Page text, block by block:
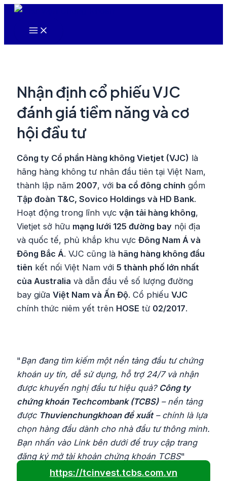
Nhảy
Main
Nhận định cổ phiếu VJC
đánh giá tiềm năng và cơ
hội đầu tư
Công ty Cổ phần Hàng không Vietjet (VJC) là
hãng hàng không tư nhân đầu tiên tại Việt Nam,
thành lập năm 2007, với ba cổ đông chính gồm
Tập đoàn T&C, Sovico Holdings và HD Bank.
Hoạt động trong lĩnh vựcvận tải hàng không,
Vietjet sở hữu mạng lưới 125 đường bay nội địa
và quốc tế, phủ khắp khu vựcĐông Nam Á và
Đông Bắc Á. VJC cũng là hãng hàng không đầu
tiên kết nối Việt Nam với5 thành phố lớn nhất
của Australia và dẫn đầu về số lượng đường
bay giữaViệt Nam và Ấn Độ. Cổ phiếuVJC
chính thức niêm yết trên HOSE từ 02/2017.
"Bạn đang tìm kiếm một nền tảng đầu tư chứng
khoán uy tín, dễ sử dụng, hỗ trợ 24/7 và nhận
được khuyến nghị đầu tư hiệu quả? Công ty
chứng khoán Techcombank (TCBS)– nền tảng
được Thuvienchungkhoan đề xuất– chính là lựa
chọn hàng đầu dành cho nhà đầu tư thông minh.
Bạn nhấn vào Link bên dưới để truy cập trang
đăng ký mở tài khoản chứng khoán TCBS"
https://tcinvest.tcbs.com.vn